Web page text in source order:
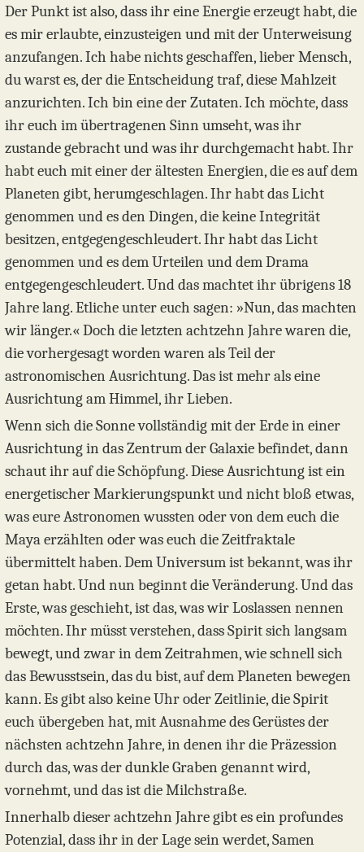
Der Punkt ist also, dass ihr eine Energie erzeugt habt, die
es mir erlaubte, einzusteigen und mit der Unterweisung
anzufangen. Ich habe nichts geschaffen, lieber Mensch,
du warst es, der die Entscheidung traf, diese Mahlzeit
anzurichten. Ich bin eine der Zutaten. Ich möchte, dass
ihr euch im übertragenen Sinn umseht, was ihr
zustande gebracht und was ihr durchgemacht habt. Ihr
habt euch mit einer der ältesten Energien, die es auf dem
Planeten gibt, herumgeschlagen. Ihr habt das Licht
genommen und es den Dingen, die keine Integrität
besitzen, entgegengeschleudert. Ihr habt das Licht
genommen und es dem Urteilen und dem Drama
entgegengeschleudert. Und das machtet ihr übrigens 18
Jahre lang. Etliche unter euch sagen: »Nun, das machten
wir länger.« Doch die letzten achtzehn Jahre waren die,
die vorhergesagt worden waren als Teil der
astronomischen Ausrichtung. Das ist mehr als eine
Ausrichtung am Himmel, ihr Lieben.
Wenn sich die Sonne vollständig mit der Erde in einer
Ausrichtung in das Zentrum der Galaxie befindet, dann
schaut ihr auf die Schöpfung. Diese Ausrichtung ist ein
energetischer Markierungspunkt und nicht bloß etwas,
was eure Astronomen wussten oder von dem euch die
Maya erzählten oder was euch die Zeitfraktale
übermittelt haben. Dem Universum ist bekannt, was ihr
getan habt. Und nun beginnt die Veränderung. Und das
Erste, was geschieht, ist das, was wir Loslassen nennen
möchten. Ihr müsst verstehen, dass Spirit sich langsam
bewegt, und zwar in dem Zeitrahmen, wie schnell sich
das Bewusstsein, das du bist, auf dem Planeten bewegen
kann. Es gibt also keine Uhr oder Zeitlinie, die Spirit
euch übergeben hat, mit Ausnahme des Gerüstes der
nächsten achtzehn Jahre, in denen ihr die Präzession
durch das, was der dunkle Graben genannt wird,
vornehmt, und das ist die Milchstraße.
Innerhalb dieser achtzehn Jahre gibt es ein profundes
Potenzial, dass ihr in der Lage sein werdet, Samen